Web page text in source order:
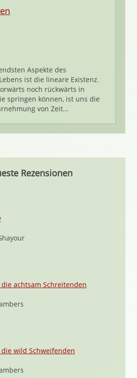
Aspekte des
ist die lineare Existenz.
noch rückwärts in
springen können, ist uns die
von Zeit...
Rezensionen
achtsam Schreitenden
wild Schweifenden